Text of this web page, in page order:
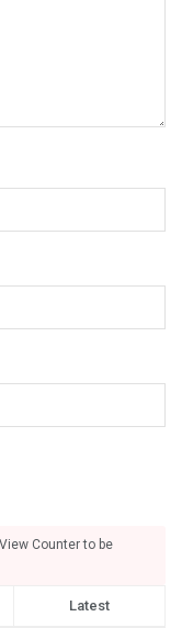
Counter to be
Latest